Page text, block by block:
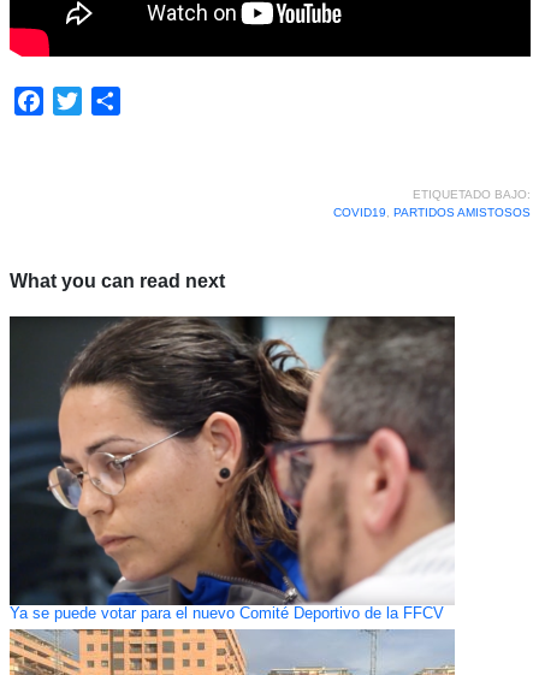
Facebook
Twitter
ETIQUETADO BAJO:
COVID19
PARTIDOS AMISTOSOS
What you can read next
Ya se puede votar para el nuevo Comité Deportivo de la FFCV